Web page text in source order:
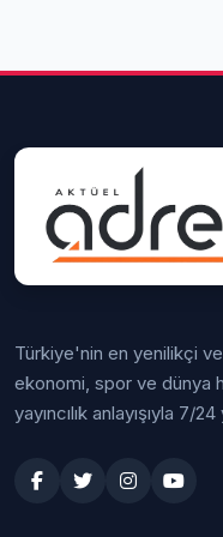
Türkiye'nin en yenilikçi ve
ekonomi, spor ve dünya
yayıncılık anlayışıyla 7/24